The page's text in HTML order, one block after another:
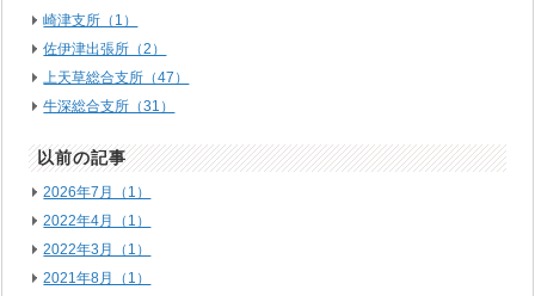
崎津支所（1）
佐伊津出張所（2）
上天草総合支所（47）
牛深総合支所（31）
以前の記事
2026年7月（1）
2022年4月（1）
2022年3月（1）
2021年8月（1）